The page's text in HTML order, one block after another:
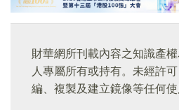
財華網所刊載內容之知識產
人專屬所有或持有。未經許
編、複製及建立鏡像等任何使